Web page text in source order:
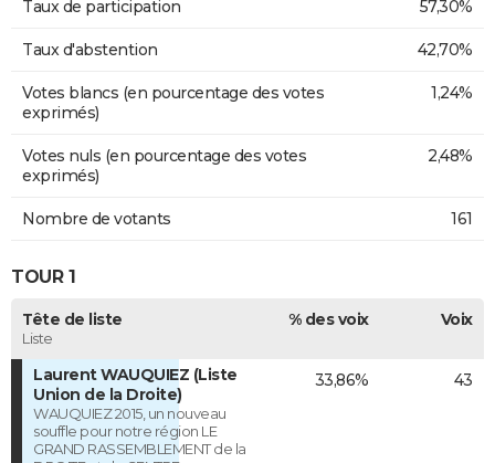
Taux de participation 57,30%
Taux d'abstention 42,70%
Votes blancs (en pourcentage des votes
exprimés)
1,24%
Votes nuls (en pourcentage des votes
exprimés)
2,48%
Nombre de votants 161
TOUR 1
Tête de liste
Liste
% des voix Voix
Laurent WAUQUIEZ (Liste
Union de la Droite)
WAUQUIEZ 2015, un nouveau
souffle pour notre région LE
GRAND RASSEMBLEMENT de la
33,86% 43